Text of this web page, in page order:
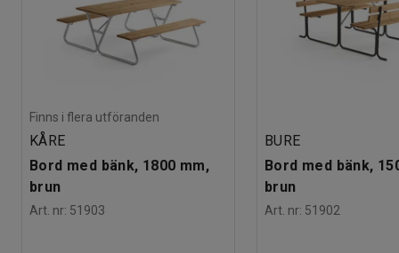
Finns i flera utföranden
KÅRE
Bord med bänk, 1800 mm,
brun
Art. nr: 51903
BURE
Bord med bänk,
brun
Art. nr: 51902